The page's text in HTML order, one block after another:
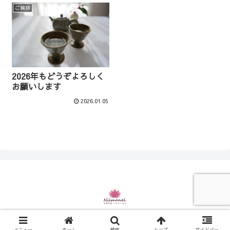
ご挨拶
2026年もどうぞよろしく
お願いします
2026.01.05
© 2021 お茶の店 ニルマーネル.